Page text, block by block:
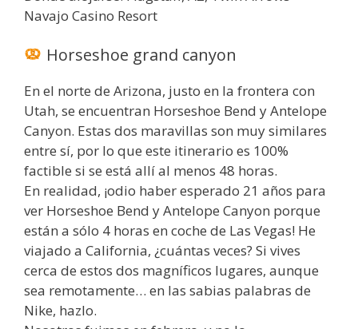
Navajo Casino Resort
Horseshoe grand canyon
En el norte de Arizona, justo en la frontera con
Utah, se encuentran Horseshoe Bend y Antelope
Canyon. Estas dos maravillas son muy similares
entre sí, por lo que este itinerario es 100%
factible si se está allí al menos 48 horas.
En realidad, ¡odio haber esperado 21 años para
ver Horseshoe Bend y Antelope Canyon porque
están a sólo 4 horas en coche de Las Vegas! He
viajado a California, ¿cuántas veces? Si vives
cerca de estos dos magníficos lugares, aunque
sea remotamente… en las sabias palabras de
Nike, hazlo.